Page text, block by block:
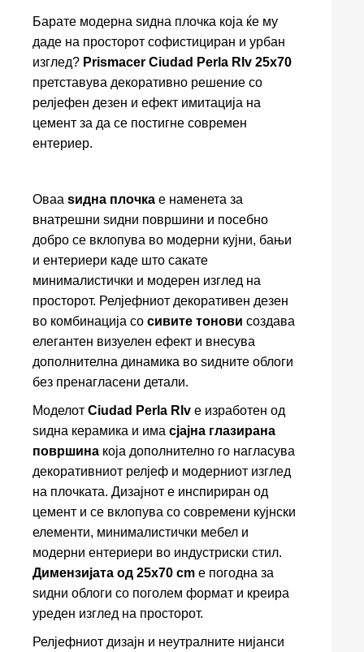
Барате модерна ѕидна плочка која ќе му
даде на просторот софистициран и урбан
изглед? Prismacer Ciudad Perla Rlv 25x70
претставува декоративно решение со
релјефен дезен и ефект имитација на
цемент за да се постигне современ
ентериер.
Оваа ѕидна плочка е наменета за
внатрешни ѕидни површини и посебно
добро се вклопува во модерни кујни, бањи
и ентериери каде што сакате
минималистички и модерен изглед на
просторот. Релјефниот декоративен дезен
во комбинација со сивите тонови создава
елегантен визуелен ефект и внесува
дополнителна динамика во ѕидните облоги
без пренагласени детали.
Моделот Ciudad Perla Rlv е изработен од
ѕидна керамика и има сјајна глазирана
површина која дополнително го нагласува
декоративниот релјеф и модерниот изглед
на плочката. Дизајнот е инспириран од
цемент и се вклопува со современи кујнски
елементи, минималистички мебел и
модерни ентериери во индустриски стил.
Димензијата од 25x70 cm е погодна за
ѕидни облоги со поголем формат и креира
уреден изглед на просторот.
Релјефниот дизајн и неутралните нијанси